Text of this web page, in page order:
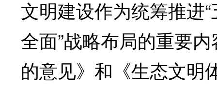
文明建设作为统筹推进
全面”战略布局的重要
的意见》和《生态文明